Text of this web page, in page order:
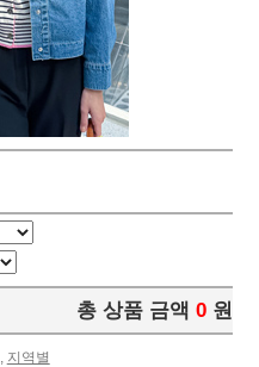
총 상품 금액 0 원
지역별